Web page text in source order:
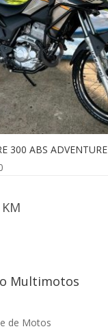
300 ABS ADVENTURE
Multimotos
de Motos